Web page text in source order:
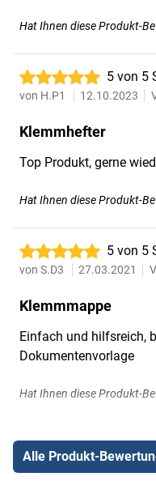
Hat Ihnen diese Produkt-
5 von 5
von H.P1 12.10.2023
Klemmhefter
Top Produkt, gerne
Hat Ihnen diese Produkt-
5 von 5
von S.D3 27.03.2021
Klemmmappe
Einfach und hilfsreich,
Dokumentenvorlage
Hat Ihnen diese Produkt-
Alle Produkt-